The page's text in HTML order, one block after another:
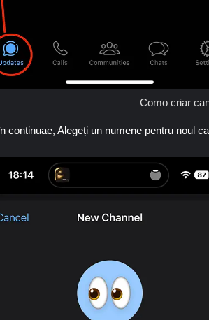
Como criar
continuae, Alegeți un numene pentru noul